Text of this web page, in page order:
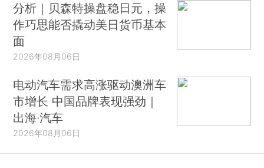
分析｜贝森特操盘稳日元，操
作巧思能否撬动美日货币基本
面
2026年08月06日
电动汽车需求高涨驱动澳洲车
市增长 中国品牌表现强劲｜
出海·汽车
2026年08月06日